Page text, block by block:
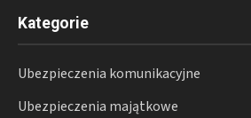
Kategorie
Ubezpieczenia komunikacyjne
Ubezpieczenia majątkowe